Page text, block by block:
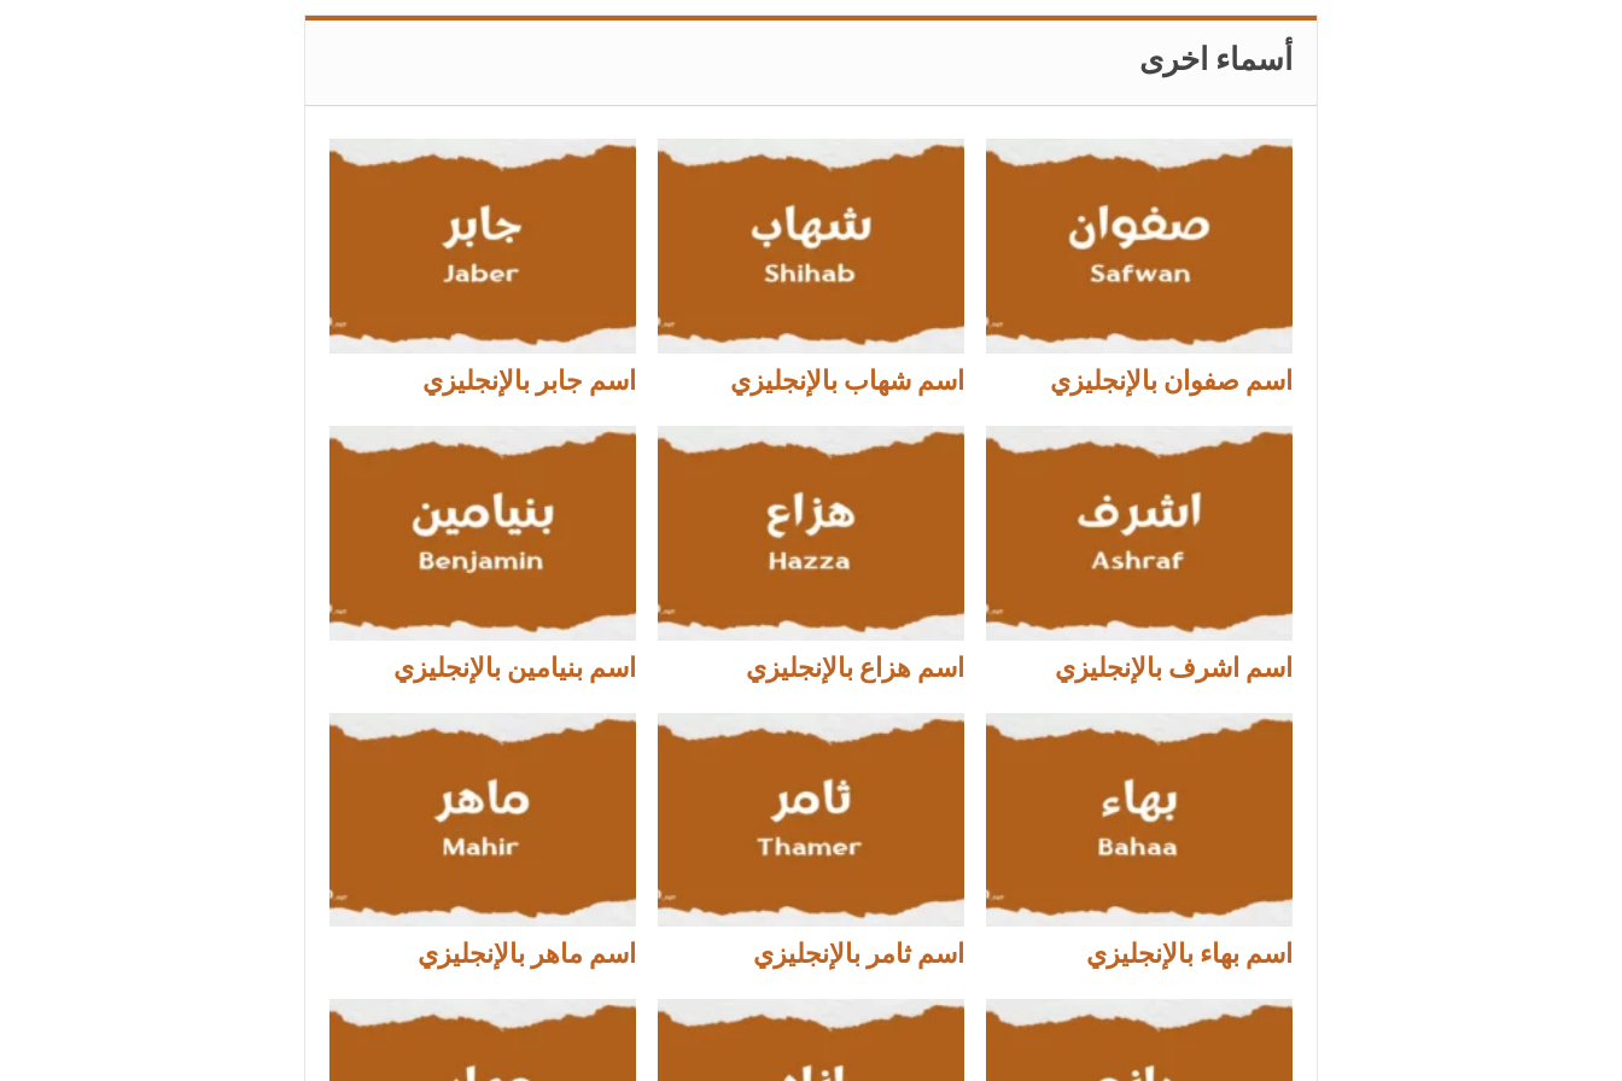
أسماء اخرى
اسم صفوان بالإنجليزي اسم شهاب بالإنجليزي اسم جابر بالإنجليزي
اسم اشرف بالإنجليزي اسم هزاع بالإنجليزي اسم بنيامين بالإنجليزي
اسم بهاء بالإنجليزي اسم ثامر بالإنجليزي اسم ماهر بالإنجليزي